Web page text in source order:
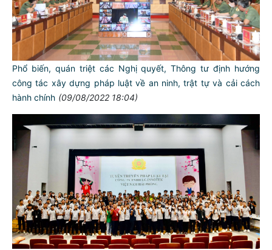
Phổ biến, quán triệt các Nghị quyết, Thông tư định hướng
công tác xây dựng pháp luật về an ninh, trật tự và cải cách
hành chính (09/08/2022 18:04)
TƯ CÁCH
NGƯỜI CÔNG AN CÁCH MỆNH LÀ:
Đối với tự mình, phải
CẦN, KIỆM, LIÊM, CHÍNH
Đối với đồng sự, phải
THÂN ÁI GIÚP ĐỠ